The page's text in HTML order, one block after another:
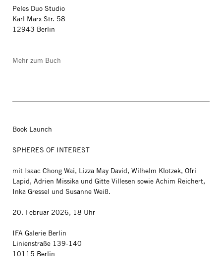
Peles Duo Studio
Karl Marx Str. 58
12943 Berlin
Mehr zum Buch
Book Launch
SPHERES OF INTEREST
mit Isaac Chong Wai, Lizza May David, Wilhelm Klotzek, Ofri
Lapid, Adrien Missika und Gitte Villesen sowie Achim Reichert,
Inka Gressel und Susanne Weiß.
20. Februar 2026, 18 Uhr
IFA Galerie Berlin
Linienstraße 139-140
10115 Berlin